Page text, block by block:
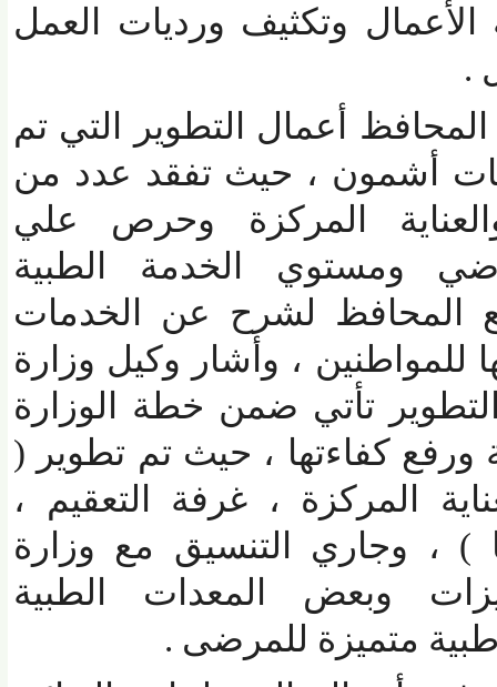
الأعمال وتكثيف ورديات العمل
أعمال التطوير التي تم
أشمون ، حيث تفقد عدد من
المركزة وحرص علي
ومستوي الخدمة الطبية
لشرح عن الخدمات
، وأشار وكيل وزارة
تأتي ضمن خطة الوزارة
كفاءتها ، حيث تم تطوير (
المركزة ، غرفة التعقيم ،
، وجاري التنسيق مع وزارة
وبعض المعدات الطبية
متميزة للمرضى .